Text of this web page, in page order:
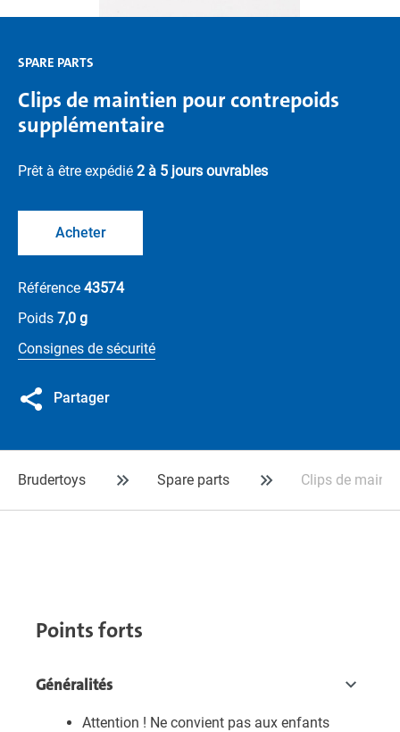
SPARE PARTS
Clips de maintien pour contrepoids
supplémentaire
Prêt à être expédié 2 à 5 jours ouvrables
Acheter
Référence 43574
Poids 7,0 g
Consignes de sécurité
Partager
Brudertoys Spare parts Clips de
Points forts
Généralités
Attention ! Ne convient pas aux enfants